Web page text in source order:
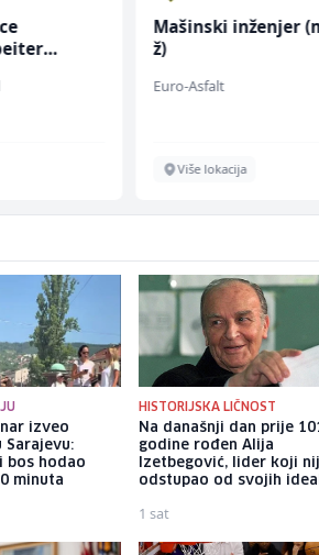
deutschen
Mašinski inženjer
ž)
Euro-Asfalt
Više lokacija
izveo
Sarajevu:
bos hodao
minuta
HISTORIJSKA LIČNOST
Na današnji dan prije
godine rođen Alija
Izetbegović, lider koji
odstupao od svojih
1 sat